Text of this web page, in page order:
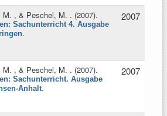
M. , & Peschel, M. . (2007).
Sachunterricht 4. Ausgabe
.
2007
M. , & Peschel, M. . (2007).
Sachunterricht. Ausgabe
Anhalt.
2007